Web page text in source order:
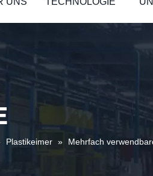
Plastikeimer »
Mehrfach